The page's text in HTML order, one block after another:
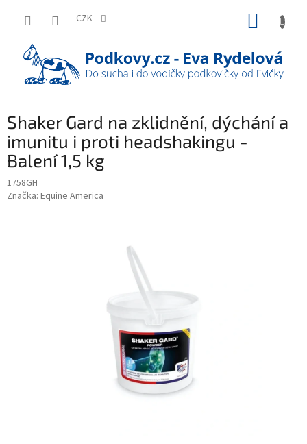
CZK
Shaker Gard na zklidnění, dýchání a
imunitu i proti headshakingu -
Balení 1,5 kg
1758GH
Značka: Equine America